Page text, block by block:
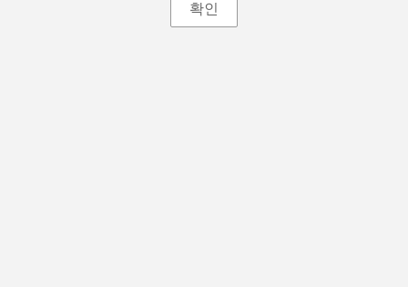
확인